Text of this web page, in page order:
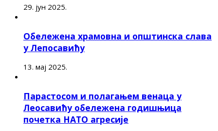
29. јун 2025.
Обележена храмовна и општинска слава
у Лепосавићу
13. мај 2025.
Парастосом и полагањем венаца у
Леосавићу обележена годишњица
почетка НАТО агресије